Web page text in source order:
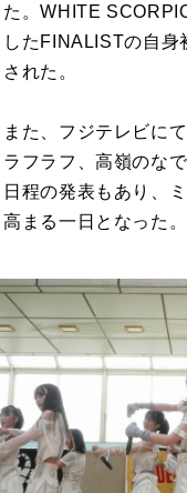
た。WHITE
したFINALISTの自身
された。
また、フジテレビに
ラフラフ、高嶺のな
日程の発表もあり、
高まる一日となった。